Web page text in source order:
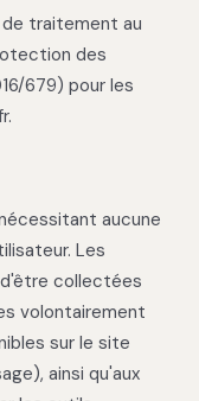
de traitement au
des
679) pour les
aucune
Les
collectées
volontairement
sur le site
ainsi qu'aux